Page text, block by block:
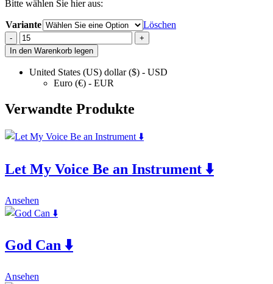
Bitte wählen Sie hier aus:
Variante Löschen
-
As
We
Worship
⬇️
quantity
+
In den Warenkorb legen
United States (US) dollar ($) - USD
Euro (€) - EUR
Verwandte Produkte
Let My Voice Be an Instrument ⬇️
Ansehen
product
variants.
The
God Can ⬇️
Ansehen